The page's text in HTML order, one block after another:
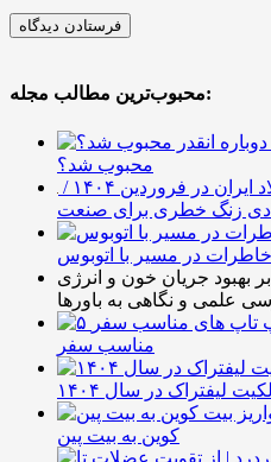
محبوب‌ترین مطالب مجله:
محبوب شد؟
افزایش ۴.۶ درصدی تولید فولاد ایران در فروردین ۱۴۰۴ /
زنگ خطری برای صنعت
در مسیر با اتوبوس
بر بهبود جریان خون و انرژی
علمی و نگاهی به باورها
مناسب سفر
لیفتراک در سال ۱۴۰۴
کوین به بیت پین